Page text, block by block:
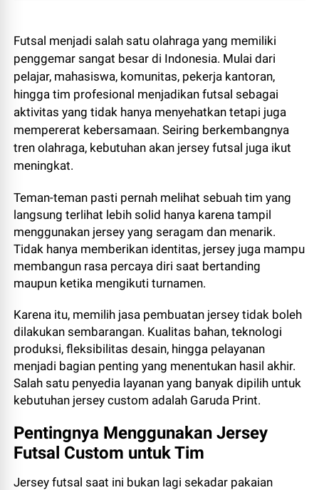
Futsal menjadi salah satu olahraga yang memiliki
penggemar sangat besar di Indonesia. Mulai dari
pelajar, mahasiswa, komunitas, pekerja kantoran,
hingga tim profesional menjadikan futsal sebagai
aktivitas yang tidak hanya menyehatkan tetapi juga
mempererat kebersamaan. Seiring berkembangnya
tren olahraga, kebutuhan akan jersey futsal juga ikut
meningkat.
Teman-teman pasti pernah melihat sebuah tim yang
langsung terlihat lebih solid hanya karena tampil
menggunakan jersey yang seragam dan menarik.
Tidak hanya memberikan identitas, jersey juga mampu
membangun rasa percaya diri saat bertanding
maupun ketika mengikuti turnamen.
Karena itu, memilih jasa pembuatan jersey tidak boleh
dilakukan sembarangan. Kualitas bahan, teknologi
produksi, fleksibilitas desain, hingga pelayanan
menjadi bagian penting yang menentukan hasil akhir.
Salah satu penyedia layanan yang banyak dipilih untuk
kebutuhan jersey custom adalah Garuda Print.
Pentingnya Menggunakan Jersey
Futsal Custom untuk Tim
Jersey futsal saat ini bukan lagi sekadar pakaian